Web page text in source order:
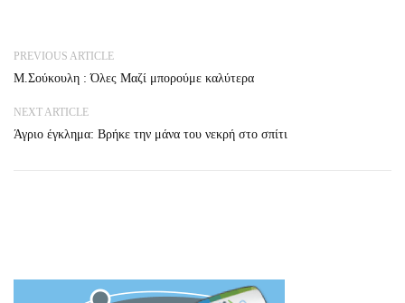
PREVIOUS ARTICLE
Μ.Σούκουλη : Όλες Μαζί μπορούμε καλύτερα
NEXT ARTICLE
Άγριο έγκλημα: Βρήκε την μάνα του νεκρή στο σπίτι